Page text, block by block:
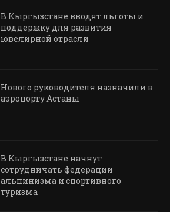
В Кыргызстане вводят льготы и
поддержку для развития
ювелирной отрасли
Нового руководителя назначили в
аэропорту Астаны
В Кыргызстане начнут
сотрудничать федерации
альпинизма и спортивного
туризма